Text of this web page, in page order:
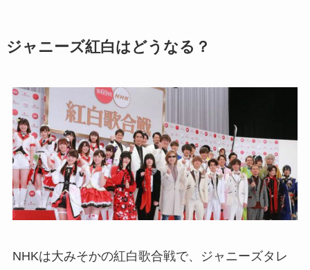
ジャニーズ紅白はどうなる？
NHKは大みそかの紅白歌合戦で、ジャニーズタレ